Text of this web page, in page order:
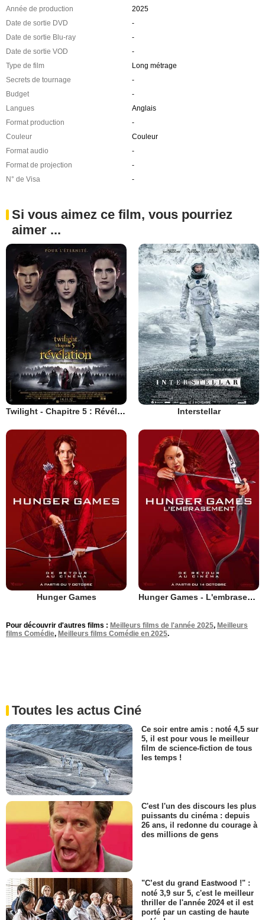
Année de production
2025
Date de sortie DVD
-
Date de sortie Blu-ray
-
Date de sortie VOD
-
Type de film
Long métrage
Secrets de tournage
-
Budget
-
Langues
Anglais
Format production
-
Couleur
Couleur
Format audio
-
Format de projection
-
N° de Visa
-
Si vous aimez ce film, vous pourriez
aimer ...
Twilight - Chapitre 5 : Révélation 2e partie Interstellar
Hunger Games Hunger Games - L'embrasement
Pour découvrir d'autres films : Meilleurs films de l'année 2025, Meilleurs
films Comédie, Meilleurs films Comédie en 2025.
Toutes les actus Ciné
Ce soir entre amis : noté 4,5 sur
5, il est pour vous le meilleur
film de science-fiction de tous
les temps !
C'est l'un des discours les plus
puissants du cinéma : depuis
26 ans, il redonne du courage à
des millions de gens
"C’est du grand Eastwood !" :
noté 3,9 sur 5, c'est le meilleur
thriller de l'année 2024 et il est
porté par un casting de haute